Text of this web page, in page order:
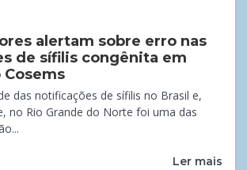
alertam sobre erro nas
de sífilis congênita em
das notificações de sífilis no Brasil e,
no Rio Grande do Norte foi uma das
Ler mais